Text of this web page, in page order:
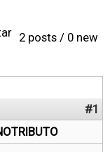
2 posts / 0 new
#1